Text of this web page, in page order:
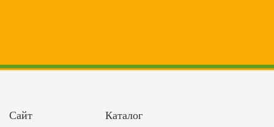
Сайт Каталог